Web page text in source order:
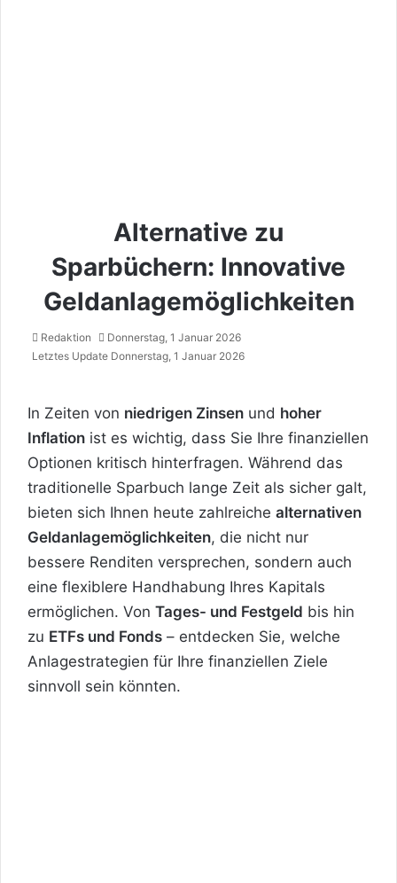
Alternative zu
Sparbüchern: Innovative
Geldanlagemöglichkeiten
Redaktion
Donnerstag, 1 Januar 2026
Letztes Update Donnerstag, 1 Januar 2026
In Zeiten von niedrigen Zinsen und hoher
Inflation ist es wichtig, dass Sie Ihre finanziellen
Optionen kritisch hinterfragen. Während das
traditionelle Sparbuch lange Zeit als sicher galt,
bieten sich Ihnen heute zahlreiche alternativen
Geldanlagemöglichkeiten, die nicht nur
bessere Renditen versprechen, sondern auch
eine flexiblere Handhabung Ihres Kapitals
ermöglichen. Von Tages- und Festgeld bis hin
zu ETFs und Fonds – entdecken Sie, welche
Anlagestrategien für Ihre finanziellen Ziele
sinnvoll sein könnten.